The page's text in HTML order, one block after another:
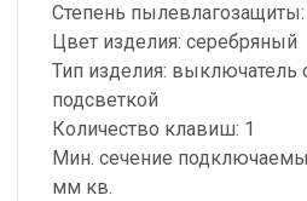
Степень
Цвет изделия: серебряный
Тип изделия:
подсветкой
Количество клавиш: 1
Мин. сечение
мм кв.